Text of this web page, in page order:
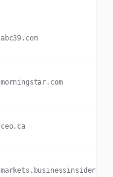
abc39.com
morningstar.com
ceo.ca
markets.businessinsider.com